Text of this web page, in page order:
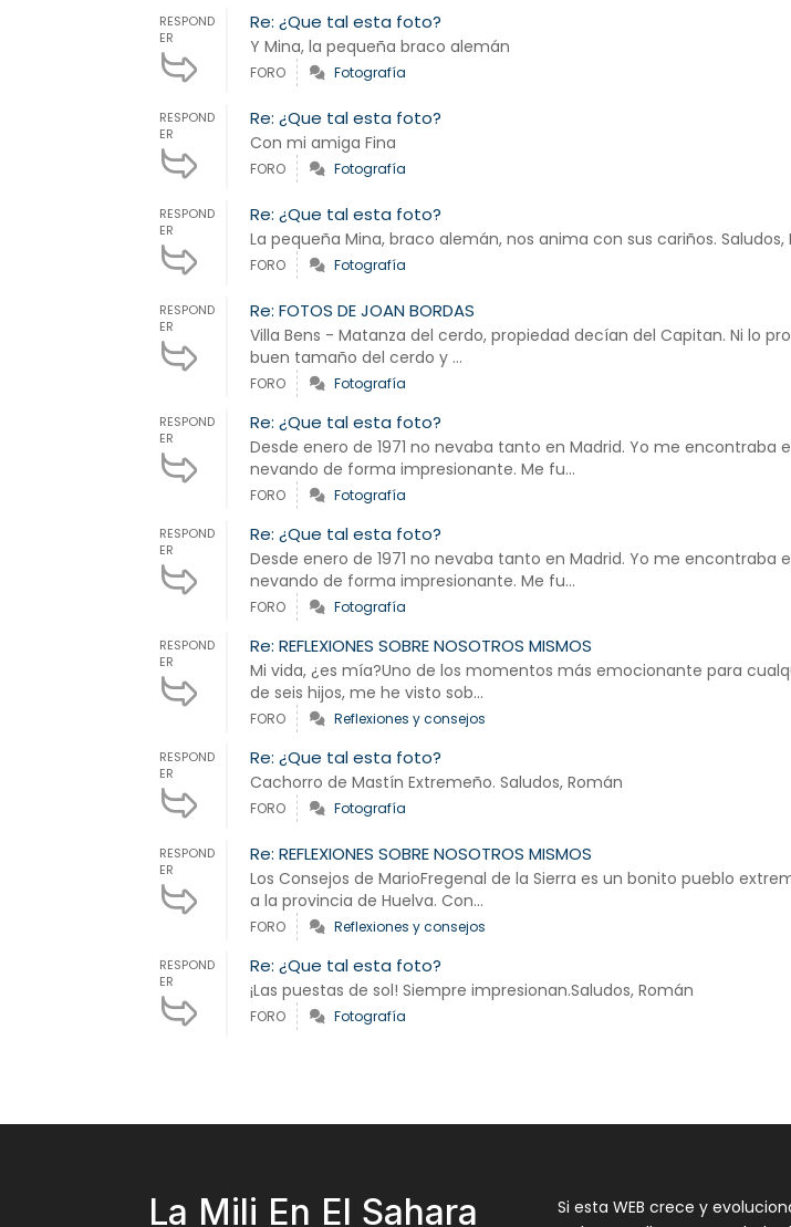
RESPOND
ER
Re: ¿Que tal esta foto?
Y Mina, la pequeña braco alemán
FORO Fotografía
RESPOND
ER
Re: ¿Que tal esta foto?
Con mi amiga Fina
FORO Fotografía
RESPOND
ER
Re: ¿Que tal esta foto?
La pequeña Mina, braco alemán, nos anima con sus cariños. Saludos,
FORO Fotografía
RESPOND
ER
Re: FOTOS DE JOAN BORDAS
Villa Bens - Matanza del cerdo, propiedad decían del Capitan. Ni lo
buen tamaño del cerdo y ...
FORO Fotografía
RESPOND
ER
Re: ¿Que tal esta foto?
Desde enero de 1971 no nevaba tanto en Madrid. Yo me
nevando de forma impresionante. Me fu...
FORO Fotografía
RESPOND
ER
Re: ¿Que tal esta foto?
Desde enero de 1971 no nevaba tanto en Madrid. Yo me
nevando de forma impresionante. Me fu...
FORO Fotografía
RESPOND
ER
Re: REFLEXIONES SOBRE NOSOTROS MISMOS
Mi vida, ¿es mía?Uno de los momentos más emocionante para
de seis hijos, me he visto sob...
FORO Reflexiones y consejos
RESPOND
ER
Re: ¿Que tal esta foto?
Cachorro de Mastín Extremeño. Saludos, Román
FORO Fotografía
RESPOND
ER
Re: REFLEXIONES SOBRE NOSOTROS MISMOS
Los Consejos de MarioFregenal de la Sierra es un bonito pueblo
a la provincia de Huelva. Con...
FORO Reflexiones y consejos
RESPOND
ER
Re: ¿Que tal esta foto?
¡Las puestas de sol! Siempre impresionan.Saludos, Román
FORO Fotografía
La Mili En El Sahara
Si esta WEB crece y